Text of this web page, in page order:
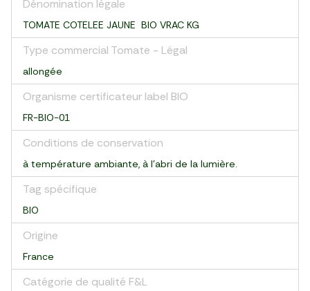
Dénomination légale
TOMATE COTELEE JAUNE BIO VRAC KG
Type commercial Tomate - Légal
allongée
Organisme certificateur label BIO
FR-BIO-01
Conditions de conservation
à température ambiante, à l'abri de la lumière.
Tag spécifique
BIO
Origine
France
Catégorie de qualité F&L